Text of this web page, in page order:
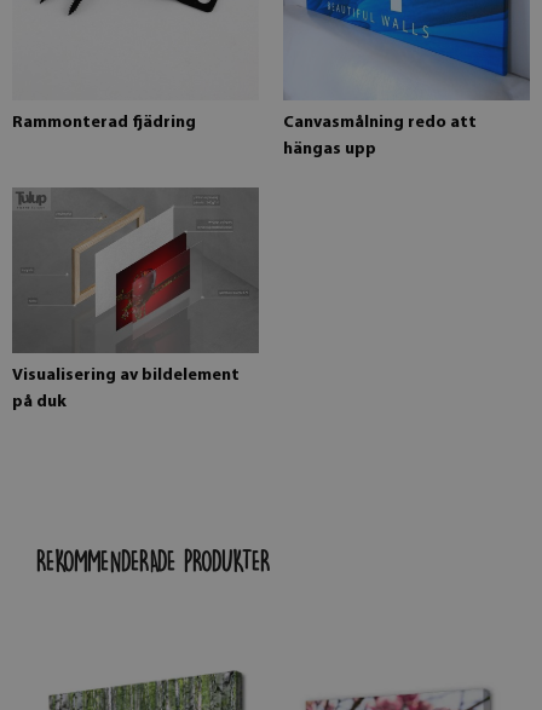
Rammonterad fjädring
Canvasmålning redo att
hängas upp
Visualisering av bildelement
på duk
REKOMMENDERADE PRODUKTER